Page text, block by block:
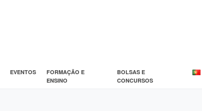
EVENTOS
FORMAÇÃO E
ENSINO
BOLSAS E
CONCURSOS